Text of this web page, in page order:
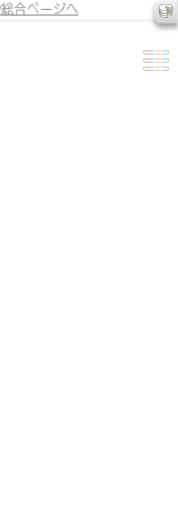
合ページへ